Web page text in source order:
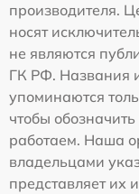
производителя.
носят
не являются
ГК РФ. Названия
упоминаются
чтобы
работаем. Наша
владельцами
представляет их